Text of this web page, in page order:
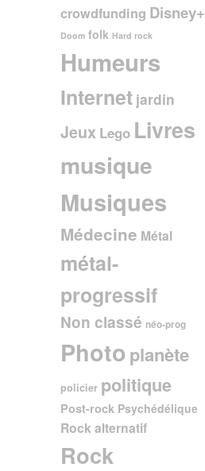
crowdfunding Disney+
Doom folk Hard rock
Humeurs
Internet jardin
Jeux Lego Livres
musique
Musiques
Médecine Métal
métal-
progressif
Non classé néo-prog
Photo planète
policier politique
Post-rock Psychédélique
Rock alternatif
Rock